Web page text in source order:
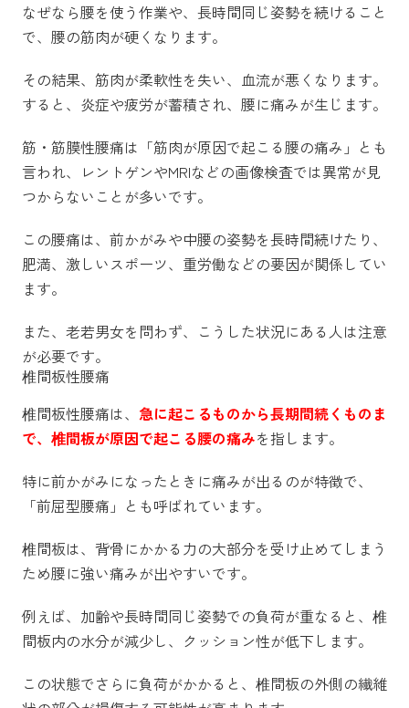
なぜなら腰を使う作業や、長時間同じ姿勢を続けること
で、腰の筋肉が硬くなります。
その結果、筋肉が柔軟性を失い、血流が悪くなります。
すると、炎症や疲労が蓄積され、腰に痛みが生じます。
筋・筋膜性腰痛は「筋肉が原因で起こる腰の痛み」とも
言われ、レントゲンやMRIなどの画像検査では異常が見
つからないことが多いです。
この腰痛は、前かがみや中腰の姿勢を長時間続けたり、
肥満、激しいスポーツ、重労働などの要因が関係してい
ます。
また、老若男女を問わず、こうした状況にある人は注意
が必要です。
椎間板性腰痛
椎間板性腰痛は、 急に起こるものから長期間続くものま
で、椎間板が原因で起こる腰の痛みを指します。
特に前かがみになったときに痛みが出るのが特徴で、
「前屈型腰痛」とも呼ばれています。
椎間板は、背骨にかかる力の大部分を受け止めてしまう
ため腰に強い痛みが出やすいです。
例えば、加齢や長時間同じ姿勢での負荷が重なると、椎
間板内の水分が減少し、クッション性が低下します。
この状態でさらに負荷がかかると、椎間板の外側の繊維